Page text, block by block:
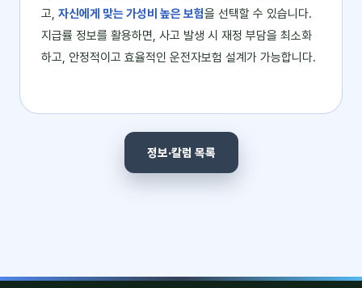
고, 자신에게 맞는 가성비 높은 보험을 선택할 수 있습니다.
지급률 정보를 활용하면, 사고 발생 시 재정 부담을 최소화
하고, 안정적이고 효율적인 운전자보험 설계가 가능합니다.
정보·칼럼 목록